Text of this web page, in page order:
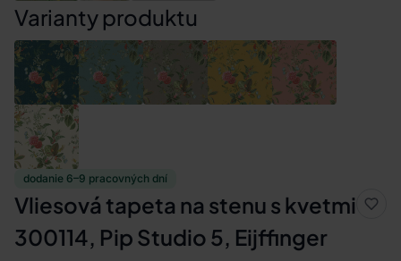
dodanie 6–9 pracovných dní
Vliesová tapeta na stenu s kvetmi
300114, Pip Studio 5, Eijffinger
Varianty produktu